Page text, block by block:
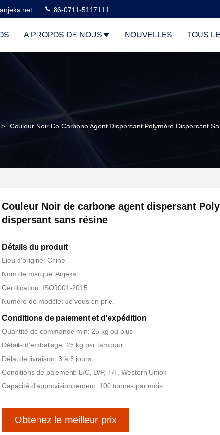
86-0711-5117111
A PROPOS DE NOUS NOUVELLES TOUS
> Couleur Noir De Carbone Agent Dispersant Polymère Dispersant
Couleur Noir de carbone agent dispersant
dispersant sans résine
Détails du produit
Lieu d'origine: Chine
Nom de marque: Anjeka
Certification: ISO9001-2015
Numéro de modèle: Je vous en prie.
Conditions de paiement et d'expédition
Quantité de commande min: 25 kg ou plus
Détails d'emballage: 25 kg par tambour
Délai de livraison: 3 à 5 jours
Conditions de paiement: L/C, D/P, T/T, Western Union
Capacité d'approvisionnement: 100 tonnes par mois
Obtenez le meilleur prix